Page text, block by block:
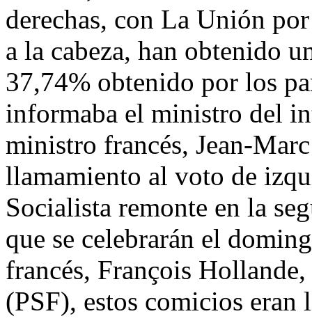
derechas, con La Unión
a la cabeza, han obtenido
37,74% obtenido por los
informaba el ministro del
ministro francés, Jean-
llamamiento al voto de
Socialista remonte en la
que se celebrarán el
francés, François
(PSF), estos comicios eran